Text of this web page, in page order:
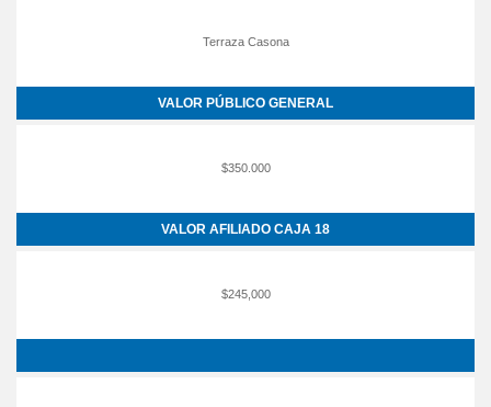
Terraza Casona
VALOR PÚBLICO GENERAL
$350.000
VALOR AFILIADO CAJA 18
$245,000